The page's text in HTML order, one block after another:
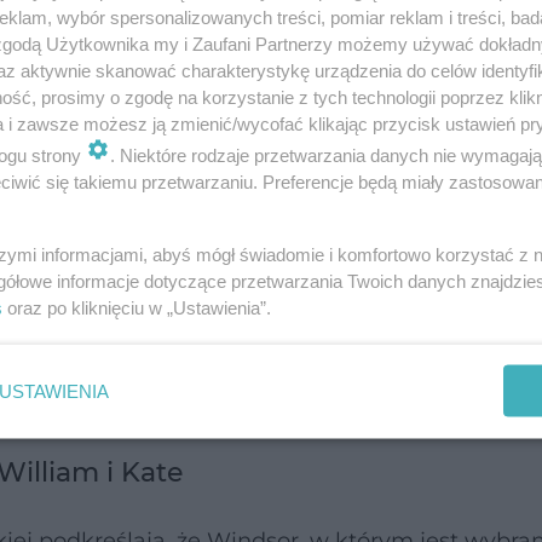
wydawania pieniędzy (mimo
po brak wyczucia wizerunkowego w
udział w życiu publicznym, jakby bariera
z ich przeprowadzką, dwie rodziny muszą
nie chcą sąsiadów.
po chemioterapii
i Kate
wybór spersonalizowanych treści, pomiar reklam i treści,
Użytkownika my i Zaufani Partnerzy możemy używać
aktywnie skanować charakterystykę urządzenia do celów
prosimy o zgodę na korzystanie z tych technologii poprzez
i zawsze możesz ją zmienić/wycofać klikając przycisk ustawień
strony
. Niektóre rodzaje przetwarzania danych nie
się takiemu przetwarzaniu. Preferencje będą miały
informacjami, abyś mógł świadomie i komfortowo korzystać z
informacje dotyczące przetwarzania Twoich danych
oraz po kliknięciu w „Ustawienia”.
USTAWIENIA